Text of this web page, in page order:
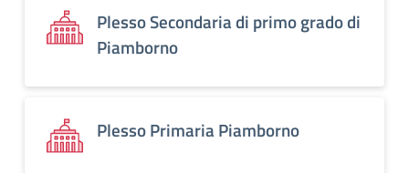
Plesso Secondaria di primo grado di
Piamborno
Plesso Primaria Piamborno